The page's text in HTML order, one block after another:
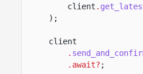
client .
);
client
.
.await? ;